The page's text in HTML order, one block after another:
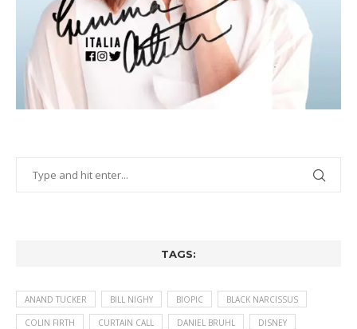
TAGS:
ANAND TUCKER BILL NIGHY BIOPIC BLACK NARCISSUS
COLIN FIRTH CURTAIN CALL DANIEL BRUHL DISNEY